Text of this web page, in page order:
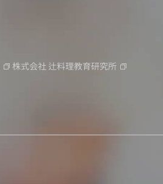
株式会社 辻料理教育研究所